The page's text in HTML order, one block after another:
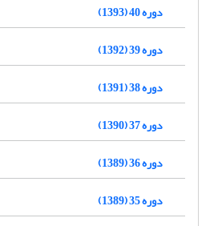
دوره 40 (1393)
دوره 39 (1392)
دوره 38 (1391)
دوره 37 (1390)
دوره 36 (1389)
دوره 35 (1389)